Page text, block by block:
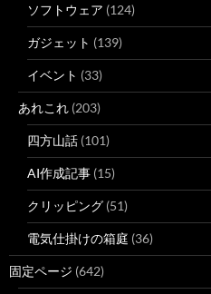
ソフトウェア (124)
ガジェット (139)
イベント (33)
あれこれ (203)
四方山話 (101)
AI作成記事 (15)
クリッピング (51)
電気仕掛けの箱庭 (36)
固定ページ (642)